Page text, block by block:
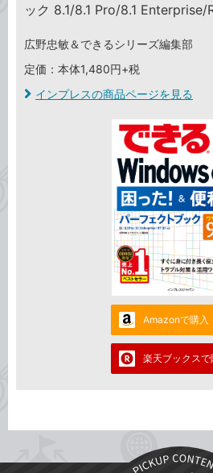
ック 8.1/8.1 Pro/8.1 Enterprise/
広野忠敏＆できるシリーズ編集部
定価：本体1,480円+税
インプレスの商品ページを見る
Amazonで購入
楽天ブックスで